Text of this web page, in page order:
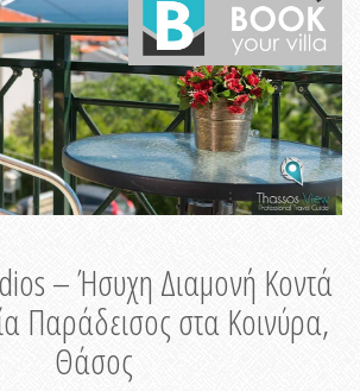
– Ήσυχη Διαμονή Κοντά
Παράδεισος στα Κοινύρα,
Θάσος